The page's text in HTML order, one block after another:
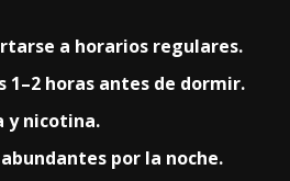
a horarios regulares.
1–2 horas antes de dormir.
y nicotina.
por la noche.